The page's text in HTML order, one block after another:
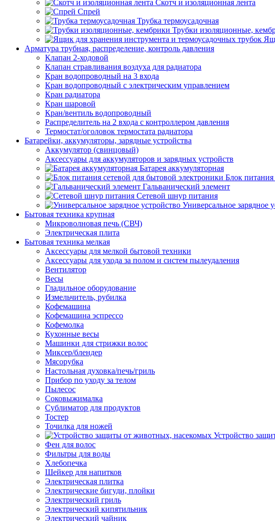
Скотч и изоляционная лента
Спрей
Трубка термоусадочная
Трубки изоляционные,
Арматура трубная, распределение, контроль давления
Клапан 2-ходовой
Клапан стравливания воздуха для радиатора
Кран водопроводный на 3 входа
Кран водопроводный с электрическим управлением
Кран радиатора
Кран шаровой
Кран/вентиль водопроводный
Распределитель на 2 входа с контроллером давления
Термостат/оголовок термостата радиатора
Батарейки, аккумуляторы, зарядные устройства
Аккумулятор (свинцовый)
Аксессуары для аккумуляторов и зарядных устройств
Батарея аккумуляторная
Блок питания
Гальванический элемент
Сетевой шнур питания
Универсальное зарядное
Бытовая техника крупная
Микроволновая печь (СВЧ)
Электрическая плита
Бытовая техника мелкая
Аксессуары для мелкой бытовой техники
Аксессуары для ухода за полом и систем пылеудаления
Вентилятор
Весы
Гладильное оборудование
Измельчитель, рубилка
Кофемашина
Кофемашина эспрессо
Кофемолка
Кухонные весы
Машинки для стрижки волос
Миксер/блендер
Мясорубка
Настольная духовка/печь/гриль
Прибор по уходу за телом
Пылесос
Соковыжималка
Сублиматор для продуктов
Тостер
Точилка для ножей
Устройство
Фен для волос
Фильтры для воды
Хлебопечка
Шейкер для напитков
Электрическая плитка
Электрические бигуди, плойки
Электрический гриль
Электрический кипятильник
Электрический чайник